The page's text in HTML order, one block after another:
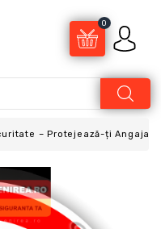
0
– Protejează-ți